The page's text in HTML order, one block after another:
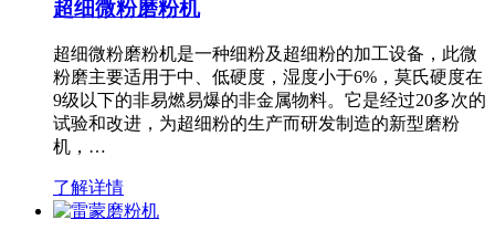
超细微粉磨粉机
超细微粉磨粉机是一种细粉及超细粉的加工设备，此微
粉磨主要适用于中、低硬度，湿度小于6%，莫氏硬度在
9级以下的非易燃易爆的非金属物料。它是经过20多次的
试验和改进，为超细粉的生产而研发制造的新型磨粉
机，…
了解详情